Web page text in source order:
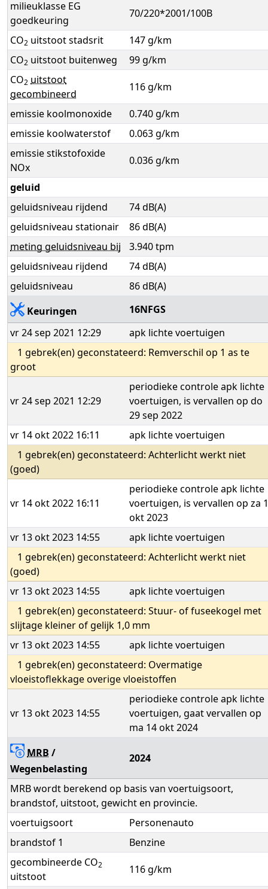
milieuklasse EG
goedkeuring
70/220*2001/100B
CO2 uitstoot stadsrit
147 g/km
CO2 uitstoot buitenweg
99 g/km
CO2 uitstoot
gecombineerd
116 g/km
emissie koolmonoxide
0.740 g/km
emissie koolwaterstof
0.063 g/km
emissie stikstofoxide
NOx
0.036 g/km
geluid
geluidsniveau rijdend
74 dB(A)
geluidsniveau stationair
86 dB(A)
meting geluidsniveau bij
3.940 tpm
geluidsniveau rijdend
74 dB(A)
geluidsniveau
86 dB(A)
Keuringen
16NFGS
vr 24 sep 2021 12:29
apk lichte voertuigen
1 gebrek(en) geconstateerd: Remverschil op 1 as te
groot
vr 24 sep 2021 12:29
periodieke controle apk lichte
voertuigen, is vervallen op do
29 sep 2022
vr 14 okt 2022 16:11
apk lichte voertuigen
1 gebrek(en) geconstateerd: Achterlicht werkt niet
(goed)
vr 14 okt 2022 16:11
periodieke controle apk lichte
voertuigen, is vervallen op za
okt 2023
vr 13 okt 2023 14:55
apk lichte voertuigen
1 gebrek(en) geconstateerd: Achterlicht werkt niet
(goed)
vr 13 okt 2023 14:55
apk lichte voertuigen
1 gebrek(en) geconstateerd: Stuur- of fuseekogel met
slijtage kleiner of gelijk 1,0 mm
vr 13 okt 2023 14:55
apk lichte voertuigen
1 gebrek(en) geconstateerd: Overmatige
vloeistoflekkage overige vloeistoffen
vr 13 okt 2023 14:55
periodieke controle apk lichte
voertuigen, gaat vervallen op
ma 14 okt 2024
MRB /
Wegenbelasting
2024
MRB wordt berekend op basis van voertuigsoort,
brandstof, uitstoot, gewicht en provincie.
voertuigsoort
Personenauto
brandstof 1
Benzine
gecombineerde CO2
uitstoot
116 g/km